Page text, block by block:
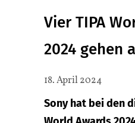
Vier TIPA
2024 gehen
18. April 2024
Sony hat bei den